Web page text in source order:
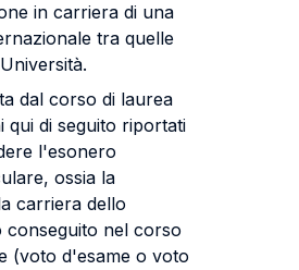
in carriera di una
tra quelle
dal corso di laurea
qui di seguito riportati
l'esonero
ossia la
carriera dello
conseguito nel corso
(voto d'esame o voto